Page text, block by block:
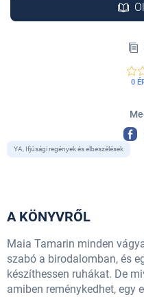
0
YA, Ifjúsági regények és elbeszélések
A KÖNYVRŐL
Maia Tamarin minden
szabó a birodalomban, és
készíthessen ruhákat. De
amiben reménykedhet, egy